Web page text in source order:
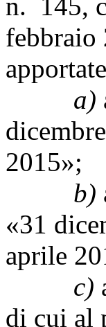
febbraio
a)
2015»;
b)
«31
aprile
c)
di cui al